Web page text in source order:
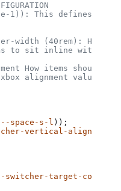
1)): This defines the
width (40rem): How
to sit inline with
How items should
alignment value.
--space-s-l ));
vertical-alignment
switcher-target-